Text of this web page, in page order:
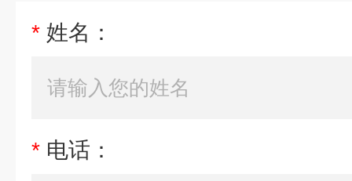
* 姓名：
* 电话：